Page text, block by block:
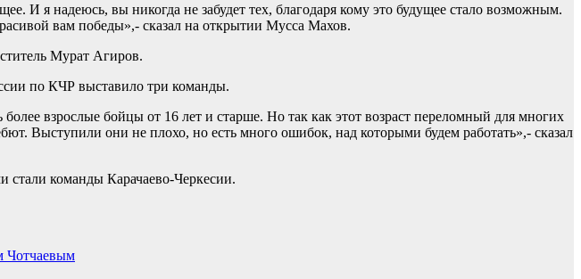
И я надеюсь, вы никогда не забудет тех, благодаря кому это будущее стало возможным.
вам победы»,- сказал на открытии Мусса Махов.
Мурат Агиров.
по КЧР выставило три команды.
взрослые бойцы от 16 лет и старше. Но так как этот возраст переломный для многих
Выступили они не плохо, но есть много ошибок, над которыми будем работать»,- сказал
стали команды Карачаево-Черкесии.
Чотчаевым